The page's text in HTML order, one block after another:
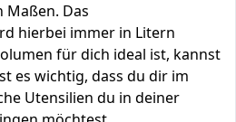
Maßen. Das
hierbei immer in Litern
für dich ideal ist, kannst
es wichtig, dass du dir im
Utensilien du in deiner